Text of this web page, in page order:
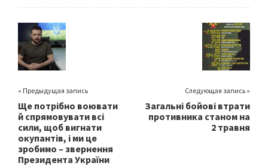
o
o
k
er
« Предыдущая запись
Ще потрібно воювати
й спрямовувати всі
сили, щоб вигнати
окупантів, і ми це
зробимо – звернення
Президента України
Следующая запись »
Загальні бойові втрати
противника станом на
2 травня